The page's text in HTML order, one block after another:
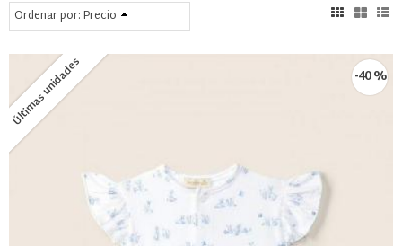
Ordenar por:Precio
Últimas unidades -40 %